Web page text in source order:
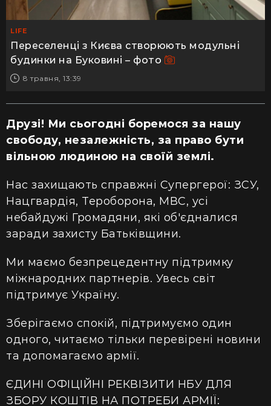
LIFE
Переселенці з Києва створюють модульні
будинки на Буковині – фото
8 травня, 13:39
Друзі! Ми сьогодні боремося за нашу
свободу, незалежність, за право бути
вільною людиною на своїй землі.
Нас захищають справжні Супергерої: ЗСУ,
Нацгвардія, Тероборона, МВС, усі
небайдужі Громадяни, які об'єдналися
заради захисту Батьківщини.
Ми маємо безпрецедентну підтримку
міжнародних партнерів. Увесь світ
підтримує Україну.
Зберігаємо спокій, підтримуємо один
одного, читаємо тільки перевірені новини
та допомагаємо армії.
ЄДИНІ ОФІЦІЙНІ РЕКВІЗИТИ НБУ ДЛЯ
ЗБОРУ КОШТІВ НА ПОТРЕБИ АРМІЇ: